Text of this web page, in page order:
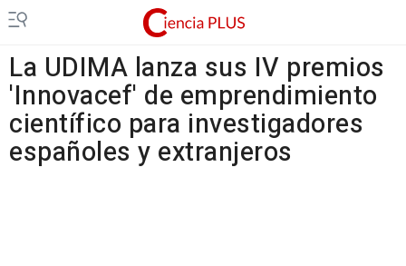
La UDIMA lanza sus IV premios
'Innovacef' de emprendimiento
científico para investigadores
españoles y extranjeros